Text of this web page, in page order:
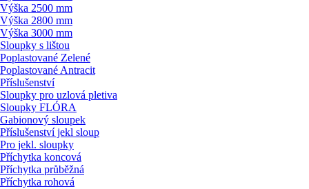
Výška 2500 mm
Výška 2800 mm
Výška 3000 mm
Sloupky s lištou
Poplastované Zelené
Poplastované Antracit
Příslušenství
Sloupky pro uzlová pletiva
Sloupky FLÓRA
Gabionový sloupek
Příslušenství jekl sloup
Pro jekl. sloupky
Příchytka koncová
Příchytka průběžná
Příchytka rohová